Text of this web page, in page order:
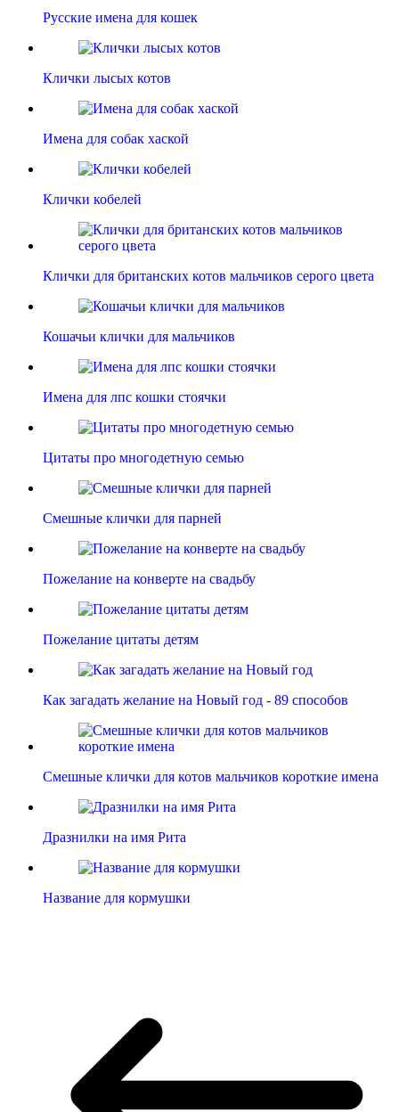
Русские имена для кошек
Клички лысых котов
Имена для собак хаской
Клички кобелей
Клички для британских котов мальчиков серого цвета
Кошачьи клички для мальчиков
Имена для лпс кошки стоячки
Цитаты про многодетную семью
Смешные клички для парней
Пожелание на конверте на свадьбу
Пожелание цитаты детям
Как загадать желание на Новый год - 89 способов
Смешные клички для котов мальчиков короткие имена
Дразнилки на имя Рита
Название для кормушки